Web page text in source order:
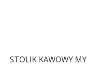
STOLIK KAWOWY